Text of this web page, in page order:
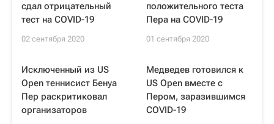
сдал отрицательный
тест на COVID-19
02 сентября 2020
положительного теста
Пера на COVID-19
01 сентября 2020
Исключенный из US
Open теннисист Бенуа
Пер раскритиковал
организаторов
Медведев готовился к
US Open вместе с
Пером, заразившимся
COVID-19